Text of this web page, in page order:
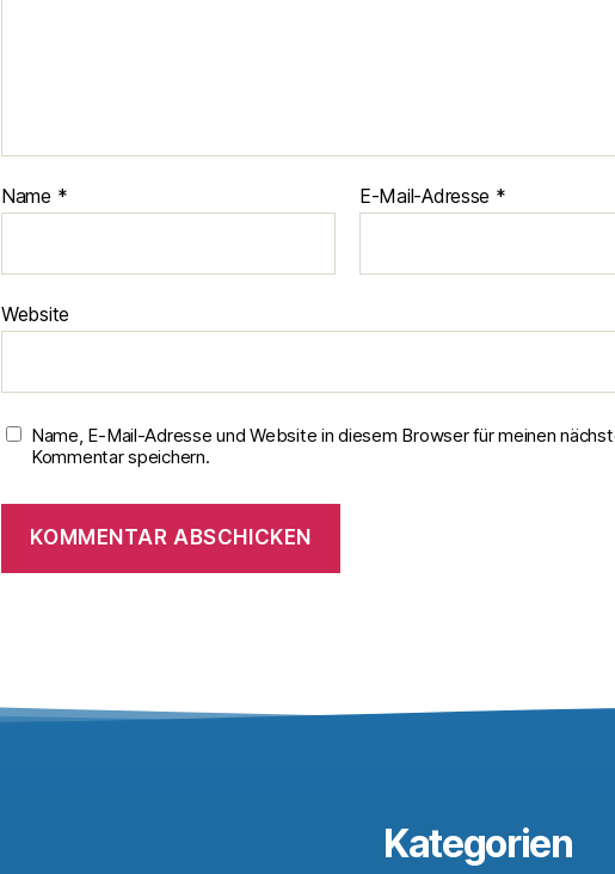
Name * E-Mail-Adresse *
Website
Name, E-Mail-Adresse und Website in diesem Browser für meinen
Kommentar speichern.
Kategorien